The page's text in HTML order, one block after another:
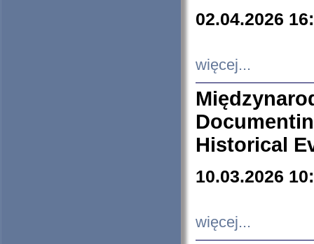
02.04.2026
więcej...
Historical
10.03.2026
więcej...